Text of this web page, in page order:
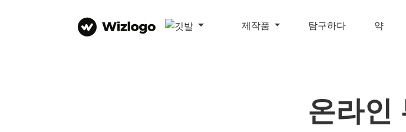
제작품 탐구하다 약
온라인